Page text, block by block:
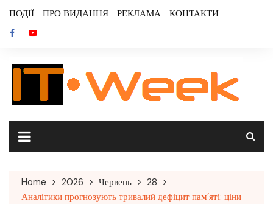
content
ПОДІЇ ПРО ВИДАННЯ РЕКЛАМА КОНТАКТИ
Home 2026 Червень
28
Аналітики прогнозують тривалий дефіцит пам’яті: ціни